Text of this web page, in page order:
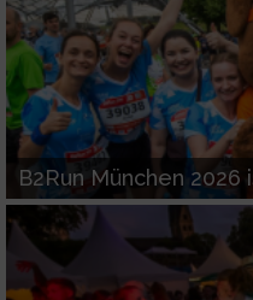
B2Run München